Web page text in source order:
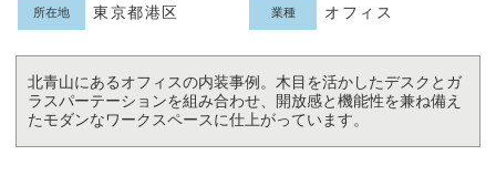
所在地 東京都港区 業種 オフィス
北青山にあるオフィスの内装事例。木目を活かしたデスクとガ
ラスパーテーションを組み合わせ、開放感と機能性を兼ね備え
たモダンなワークスペースに仕上がっています。